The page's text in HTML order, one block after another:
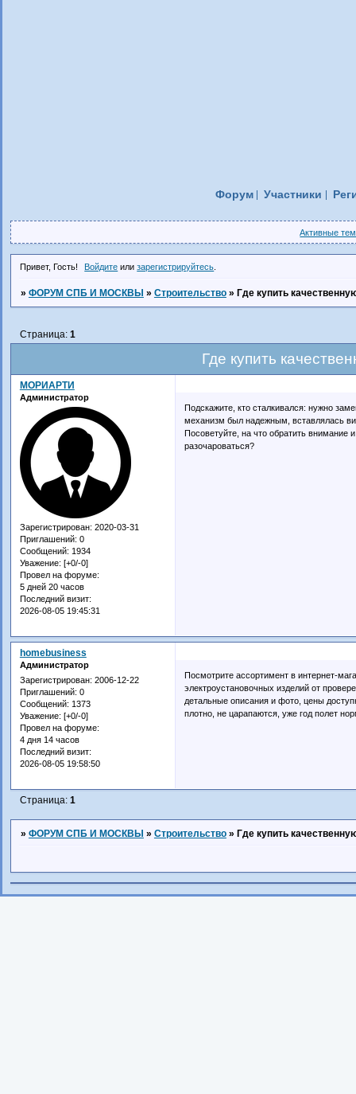
Форум Участники
Активные
Привет, Гость! Войдите илизарегистрируйтесь
» ФОРУМ СПБ И МОСКВЫ » Строительство » Где купить
Где купить
Страница: 1
МОРИАРТИ
Администратор
Зарегистрирован: 2020-03-31
Приглашений: 0
Сообщений: 1934
Уважение: [+0/-0]
Провел на форуме:
5 дней 20 часов
Последний визит:
2026-08-05 19:45:31
Подскажите, кто сталкивался: нужно
механизм был надежным, вставлялась
Посоветуйте, на что обратить внимание
разочароваться?
homebusiness
Администратор
Зарегистрирован: 2006-12-22
Приглашений: 0
Сообщений: 1373
Уважение: [+0/-0]
Провел на форуме:
4 дня 14 часов
Последний визит:
2026-08-05 19:58:50
Посмотрите ассортимент в интернет-
электроустановочных изделий от
детальные описания и фото, цены
плотно, не царапаются, уже год полет
Страница: 1
» ФОРУМ СПБ И МОСКВЫ » Строительство » Где купить